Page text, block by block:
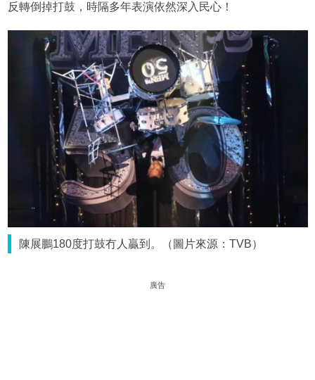
反轉倒掉打鼓，時隔多年表演依然深入民心！
陳展鵬180度打鼓冇人贏到。（圖片來源：TVB）
廣告